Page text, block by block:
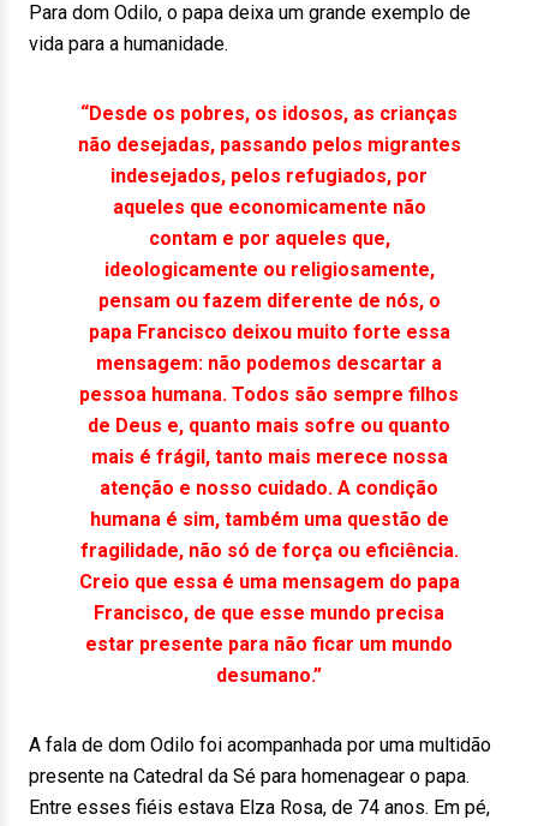
Para dom Odilo, o papa deixa um grande exemplo de
vida para a humanidade.
“Desde os pobres, os idosos, as crianças
não desejadas, passando pelos migrantes
indesejados, pelos refugiados, por
aqueles que economicamente não
contam e por aqueles que,
ideologicamente ou religiosamente,
pensam ou fazem diferente de nós, o
papa Francisco deixou muito forte essa
mensagem: não podemos descartar a
pessoa humana. Todos são sempre filhos
de Deus e, quanto mais sofre ou quanto
mais é frágil, tanto mais merece nossa
atenção e nosso cuidado. A condição
humana é sim, também uma questão de
fragilidade, não só de força ou eficiência.
Creio que essa é uma mensagem do papa
Francisco, de que esse mundo precisa
estar presente para não ficar um mundo
desumano.”
A fala de dom Odilo foi acompanhada por uma multidão
presente na Catedral da Sé para homenagear o papa.
Entre esses fiéis estava Elza Rosa, de 74 anos. Em pé,